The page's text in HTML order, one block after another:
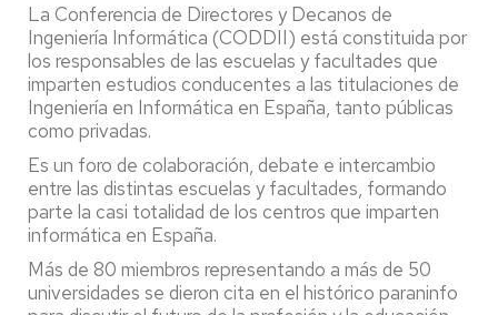
La Conferencia de Directores y Decanos de
Ingeniería Informática (CODDII) está constituida por
los responsables de las escuelas y facultades que
imparten estudios conducentes a las titulaciones de
Ingeniería en Informática en España, tanto públicas
como privadas.
Es un foro de colaboración, debate e intercambio
entre las distintas escuelas y facultades, formando
parte la casi totalidad de los centros que imparten
informática en España.
Más de 80 miembros representando a más de 50
universidades se dieron cita en el histórico paraninfo